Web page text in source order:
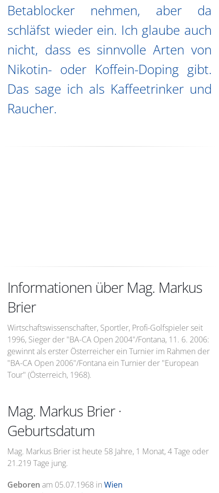
Betablocker nehmen, aber da
schläfst wieder ein. Ich glaube auch
nicht, dass es sinnvolle Arten von
Nikotin- oder Koffein-Doping gibt.
Das sage ich als Kaffeetrinker und
Raucher.
Informationen über Mag. Markus
Brier
Wirtschaftswissenschafter, Sportler, Profi-Golfspieler seit
1996, Sieger der "BA-CA Open 2004"/Fontana, 11. 6. 2006:
gewinnt als erster Österreicher ein Turnier im Rahmen der
"BA-CA Open 2006"/Fontana ein Turnier der "European
Tour" (Österreich, 1968).
Mag. Markus Brier ·
Geburtsdatum
Mag. Markus Brier ist heute 58 Jahre, 1 Monat, 4 Tage oder
21.219 Tage jung.
Geboren am 05.07.1968 in Wien